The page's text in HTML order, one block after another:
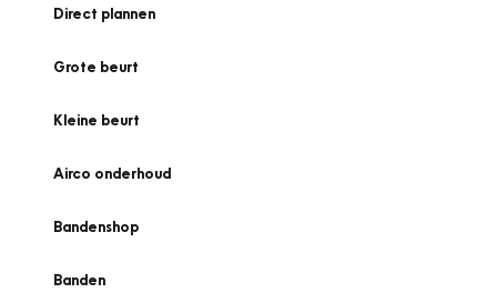
Direct plannen
Grote beurt
Kleine beurt
Airco onderhoud
Bandenshop
Banden